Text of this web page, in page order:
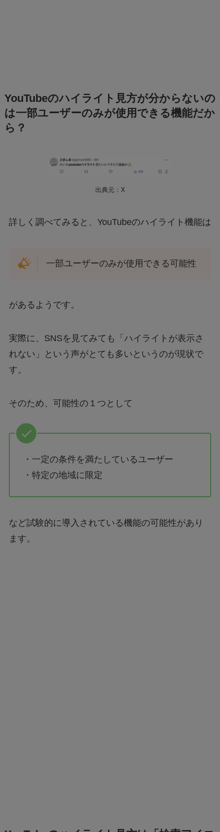
YouTubeのハイライト見方が分からないの
は一部ユーザーのみが使用できる機能だか
ら？
出典元：X
詳しく調べてみると、YouTubeのハイライト機能は
一部ユーザーのみが使用できる可能性
があるようです。
実際に、SNSを見てみても「ハイライトが表示さ
れない」という声がとても多いというのが現状で
す。
そのため、可能性の１つとして
・一定の条件を満たしているユーザー
・特定の地域に限定
など試験的に導入されている機能の可能性があり
ます。